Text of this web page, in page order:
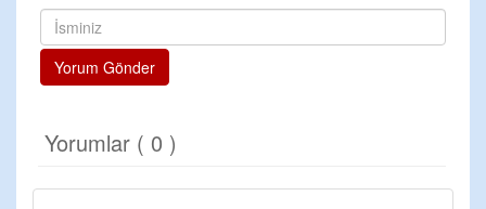
Yorum Gönder
Yorumlar ( 0 )